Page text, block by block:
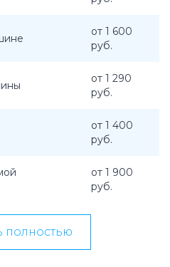
от 1 600
руб.
от 1 290
руб.
от 1 400
руб.
от 1 900
руб.
полностью